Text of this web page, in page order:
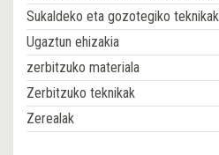
Sukaldeko eta gozotegiko teknikak
Ugaztun ehizakia
zerbitzuko materiala
Zerbitzuko teknikak
Zerealak